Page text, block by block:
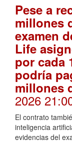
Pese a
millones
examen
Life
por cada
podría
millones
2026
El contrato
inteligencia
evidencias del